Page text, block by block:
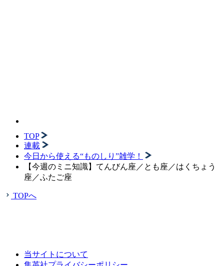
TOP
連載
今日から使える“ものしり”雑学！
【今週のミニ知識】てんびん座／とも座／はくちょう
座／ふたご座
TOPへ
当サイトについて